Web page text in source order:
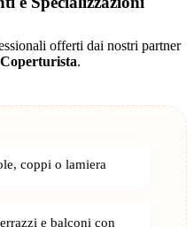
offerti dai nostri partner
Coperturista.
coppi o lamiera
e balconi con